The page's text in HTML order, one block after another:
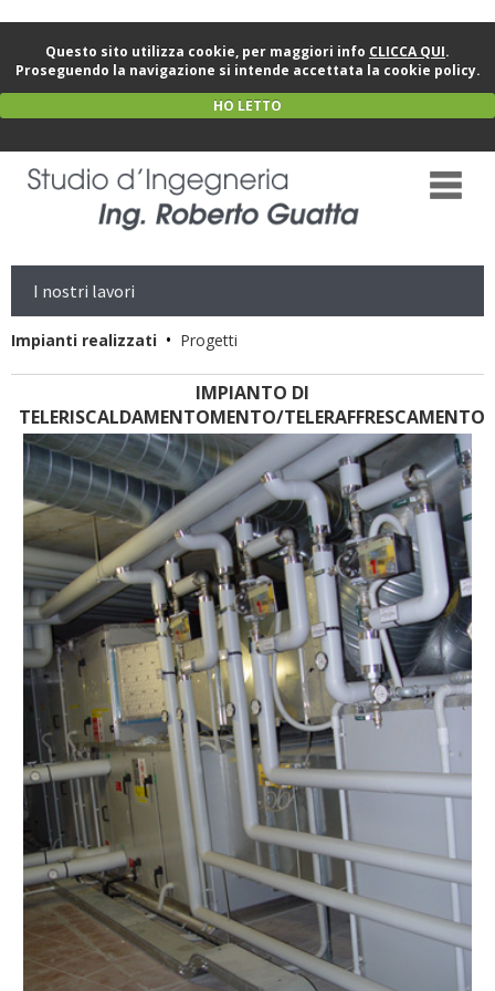
Questo sito utilizza cookie, per maggiori info CLICCA QUI.
Proseguendo la navigazione si intende accettata la cookie policy.
HO LETTO
I nostri lavori
Impianti realizzati • Progetti
IMPIANTO DI
TELERISCALDAMENTOMENTO/TELERAFFRESCAMENTO